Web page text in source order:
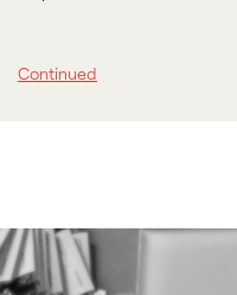
Continued